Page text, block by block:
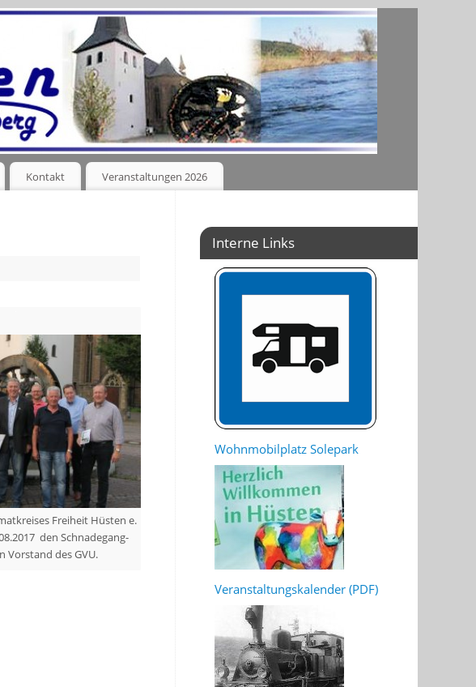
Kontakt Veranstaltungen 2026
Freiheit Hüsten e.
den Schnadegang-
Vorstand des GVU.
Interne Links
Wohnmobilplatz Solepark
Veranstaltungskalender (PDF)